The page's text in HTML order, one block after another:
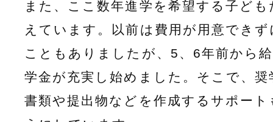
また、ここ数年進学を希望する子ど
えています。以前は費用が用意でき
こともありましたが、5、6年前から
学金が充実し始めました。そこで、奨
書類や提出物などを作成するサポー